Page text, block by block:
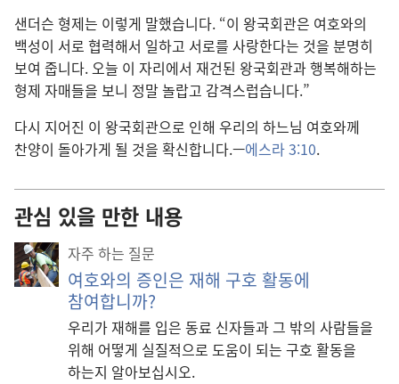
샌더슨 형제는 이렇게 말했습니다. “이 왕국회관은 여호와의
백성이 서로 협력해서 일하고 서로를 사랑한다는 것을 분명히
보여 줍니다. 오늘 이 자리에서 재건된 왕국회관과 행복해하는
형제 자매들을 보니 정말 놀랍고 감격스럽습니다.”
다시 지어진 이 왕국회관으로 인해 우리의 하느님 여호와께
찬양이 돌아가게 될 것을 확신합니다.—에스라 3:10.
관심 있을 만한 내용
자주 하는 질문
여호와의 증인은 재해 구호 활동에
참여합니까?
우리가 재해를 입은 동료 신자들과 그 밖의 사람들을
위해 어떻게 실질적으로 도움이 되는 구호 활동을
하는지 알아보십시오.